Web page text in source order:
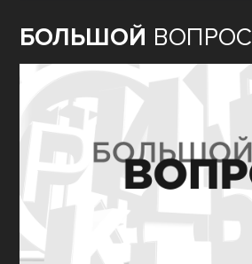
БОЛЬШОЙ ВОПРОС